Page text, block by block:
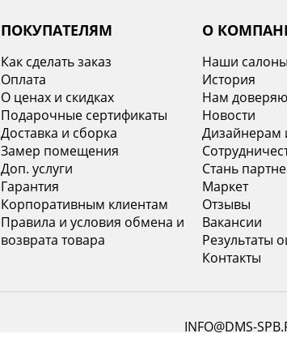
ПОКУПАТЕЛЯМ
Как сделать заказ
Оплата
О ценах и скидках
Подарочные сертификаты
Доставка и сборка
Замер помещения
Доп. услуги
Гарантия
Корпоративным клиентам
Правила и условия обмена и
возврата товара
О
Наши салоны
История
Нам
Новости
Дизайнерам
Стань
Маркет
Отзывы
Вакансии
Результаты
Контакты
INFO@DMS-